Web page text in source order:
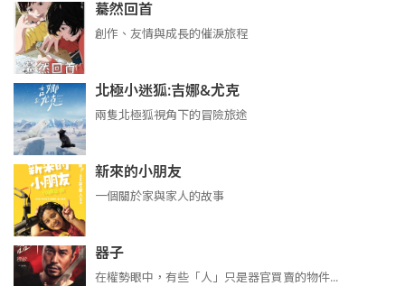
驀然回首
創作、友情與成長的催淚旅程
北極小迷狐:吉娜&尤克
兩隻北極狐視角下的冒險旅途
新來的小朋友
一個關於家與家人的故事
器子
在權勢眼中，有些「人」只是器官買賣的物件...